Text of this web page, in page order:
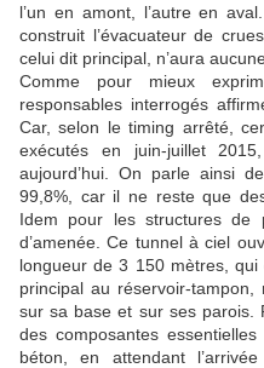
l’un en amont, l’autre en
construit l’évacuateur de
celui dit principal, n’aura
Comme pour mieux
responsables interrogés
Car, selon le timing arrêté,
exécutés en juin-juillet
aujourd’hui. On parle ainsi
99,8%, car il ne reste que
Idem pour les structures de
d’amenée. Ce tunnel à ciel
longueur de 3 150 mètres, qui
principal au réservoir-
sur sa base et sur ses
des composantes
béton, en attendant